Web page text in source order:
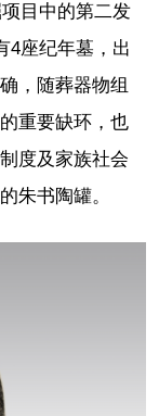
目中的第二发
4座纪年墓，出
，随葬器物组
重要缺环，也
度及家族社会
朱书陶罐。